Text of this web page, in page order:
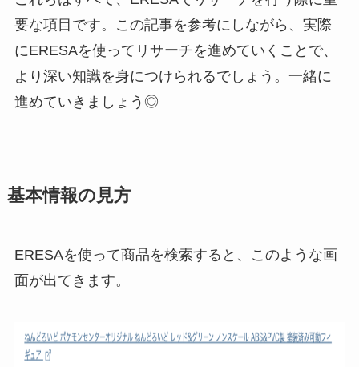
要な項目です。この記事を参考にしながら、実際
にERESAを使ってリサーチを進めていくことで、
より深い知識を身につけられるでしょう。一緒に
進めていきましょう◎
基本情報の見方
ERESAを使って商品を検索すると、このような画
面が出てきます。